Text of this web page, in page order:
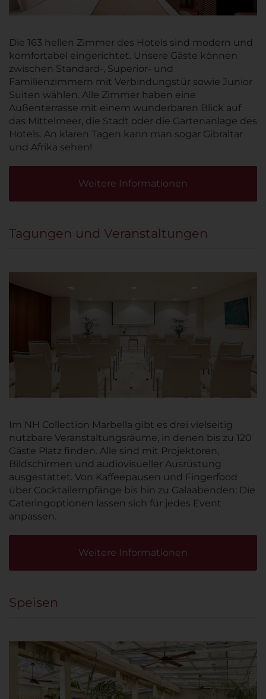
Die 163 hellen Zimmer des Hotels sind modern und
komfortabel eingerichtet. Unsere Gäste können
zwischen Standard-, Superior- und
Familienzimmern mit Verbindungstür sowie Junior
Suiten wählen. Alle Zimmer haben eine
Außenterrasse mit einem wunderbaren Blick auf
das Mittelmeer, die Stadt oder die Gartenanlage des
Hotels. An klaren Tagen kann man sogar Gibraltar
und Afrika sehen!
Weitere Informationen
Tagungen und Veranstaltungen
Im NH Collection Marbella gibt es drei vielseitig
nutzbare Veranstaltungsräume, in denen bis zu 120
Gäste Platz finden. Alle sind mit Projektoren,
Bildschirmen und audiovisueller Ausrüstung
ausgestattet. Von Kaffeepausen und Fingerfood
über Cocktailempfänge bis hin zu Galaabenden: Die
Cateringoptionen lassen sich für jedes Event
anpassen.
Weitere Informationen
Speisen